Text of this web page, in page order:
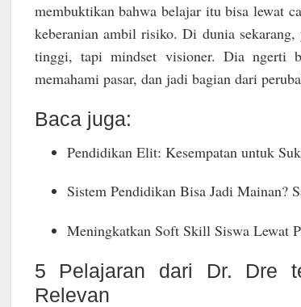
membuktikan bahwa belajar itu bisa lewat
keberanian ambil risiko. Di dunia
tinggi, tapi mindset visioner. Dia ngerti
memahami pasar, dan jadi bagian dari
Baca juga:
Pendidikan Elit: Kesempatan untuk
Sistem Pendidikan Bisa Jadi Mainan?
Meningkatkan Soft Skill Siswa Lewat
5 Pelajaran dari Dr. Dre
Relevan